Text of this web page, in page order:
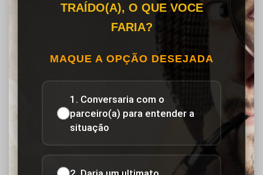
TRAÍDO(A), O QUE VOCE
FARIA?
MAQUE A OPÇÃO DESEJADA
1. Conversaria com o
parceiro(a) para entender a
situação